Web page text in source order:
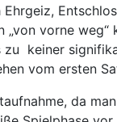
vorne
keiner
vom ersten
da